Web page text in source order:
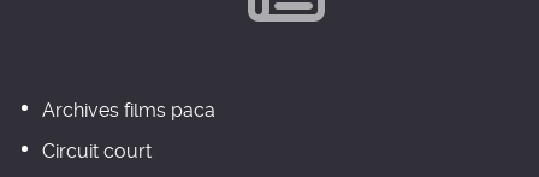
Archives films paca
Circuit court